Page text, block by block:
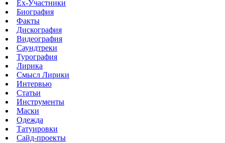
Ex-Участники
Биография
Факты
Дискография
Видеография
Саундтреки
Турография
Лирика
Смысл Лирики
Интервью
Статьи
Инструменты
Маски
Одежда
Татуировки
Сайд-проекты